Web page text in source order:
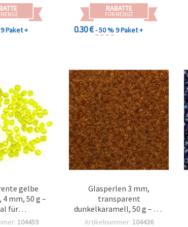
9 Paket +
RABATTE
FÜR MENGE
0.30 €- 50 %9 Paket +
gelbe
mm, 50 g –
für
DIY
104459
Glasperlen 3 mm,
transparent
dunkelkaramell, 50 g – für
Basteln &
Artikelnummer: 104436